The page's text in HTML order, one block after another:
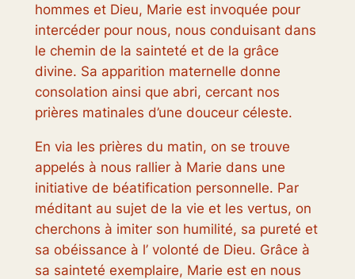
hommes et Dieu, Marie est invoquée pour
intercéder pour nous, nous conduisant dans
le chemin de la sainteté et de la grâce
divine. Sa apparition maternelle donne
consolation ainsi que abri, cercant nos
prières matinales d’une douceur céleste.
En via les prières du matin, on se trouve
appelés à nous rallier à Marie dans une
initiative de béatification personnelle. Par
méditant au sujet de la vie et les vertus, on
cherchons à imiter son humilité, sa pureté et
sa obéissance à l’ volonté de Dieu. Grâce à
sa sainteté exemplaire, Marie est en nous